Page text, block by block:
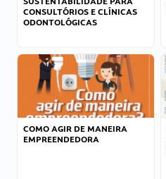
CONSULTÓRIOS E CLÍNICAS
ODONTOLÓGICAS
COMO AGIR DE MANEIRA
EMPREENDEDORA